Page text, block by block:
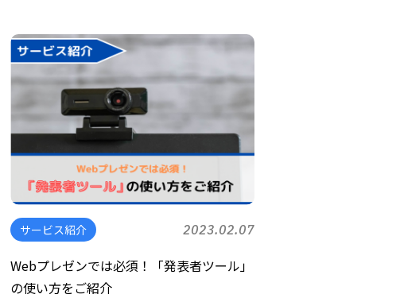
サービス紹介 2023.02.07
Webプレゼンでは必須！「発表者ツール」
の使い方をご紹介